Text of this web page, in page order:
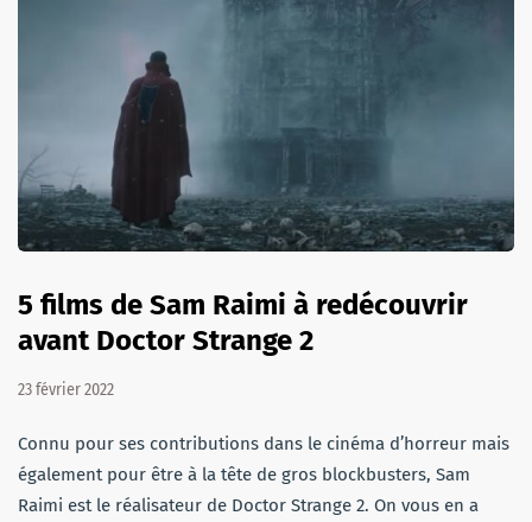
5 films de Sam Raimi à redécouvrir
avant Doctor Strange 2
23 février 2022
Connu pour ses contributions dans le cinéma d’horreur mais
également pour être à la tête de gros blockbusters, Sam
Raimi est le réalisateur de Doctor Strange 2. On vous en a